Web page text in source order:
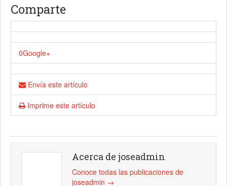
Comparte
0Google+
Envía este artículo
Imprime este artículo
Acerca de joseadmin
Conoce todas las publicaciones de
joseadmin →